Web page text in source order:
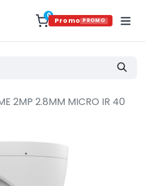
0
Promo PROMO
2MP 2.8MM MICRO IR 40